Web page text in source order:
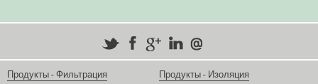
Продукты - Фильтрация
Продукты - Изоляция